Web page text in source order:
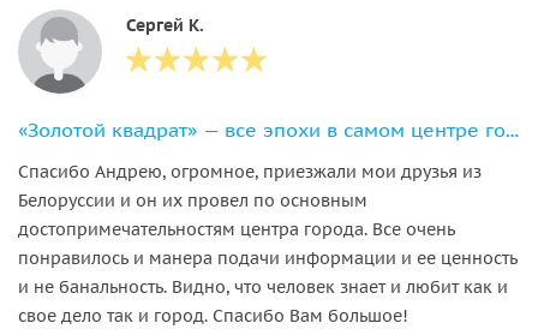
Сергей К.
«Золотой квадрат» — все эпохи в самом центре города
Спасибо Андрею, огромное, приезжали мои друзья из
Белоруссии и он их провел по основным
достопримечательностям центра города. Все очень
понравилось и манера подачи информации и ее ценность
и не банальность. Видно, что человек знает и любит как и
свое дело так и город. Спасибо Вам большое!